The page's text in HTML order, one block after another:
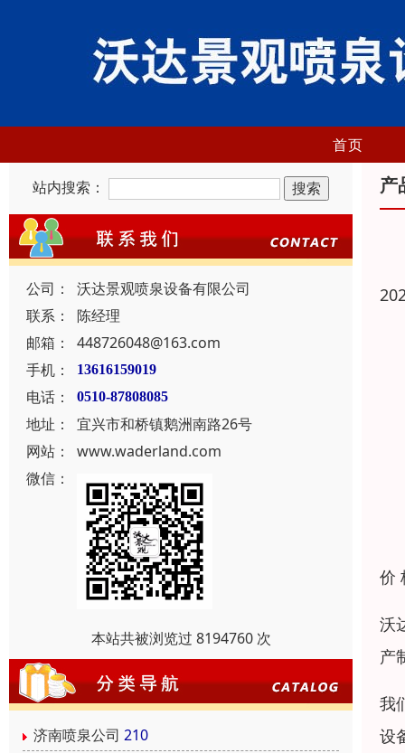
首页
站内搜索：
公司：
沃达景观喷泉设备有限公司
联系：
陈经理
邮箱：
448726048@163.com
手机：
13616159019
电话： 0510-87808085
地址：
宜兴市和桥镇鹅洲南路26号
网站：
www.waderland.com
微信：
本站共被浏览过 8194760 次
济南喷泉公司 210
产
价
沃
产
我
设